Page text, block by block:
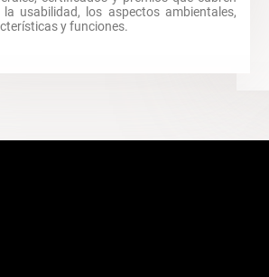
usabilidad, los aspectos ambientales,
y funciones.